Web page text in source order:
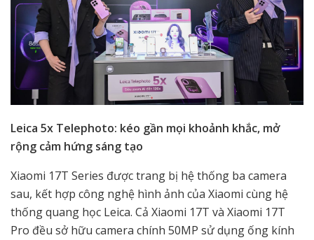
Leica 5x Telephoto: kéo gần mọi khoảnh khắc, mở
rộng cảm hứng sáng tạo
Xiaomi 17T Series được trang bị hệ thống ba camera
sau, kết hợp công nghệ hình ảnh của Xiaomi cùng hệ
thống quang học Leica. Cả Xiaomi 17T và Xiaomi 17T
Pro đều sở hữu camera chính 50MP sử dụng ống kính